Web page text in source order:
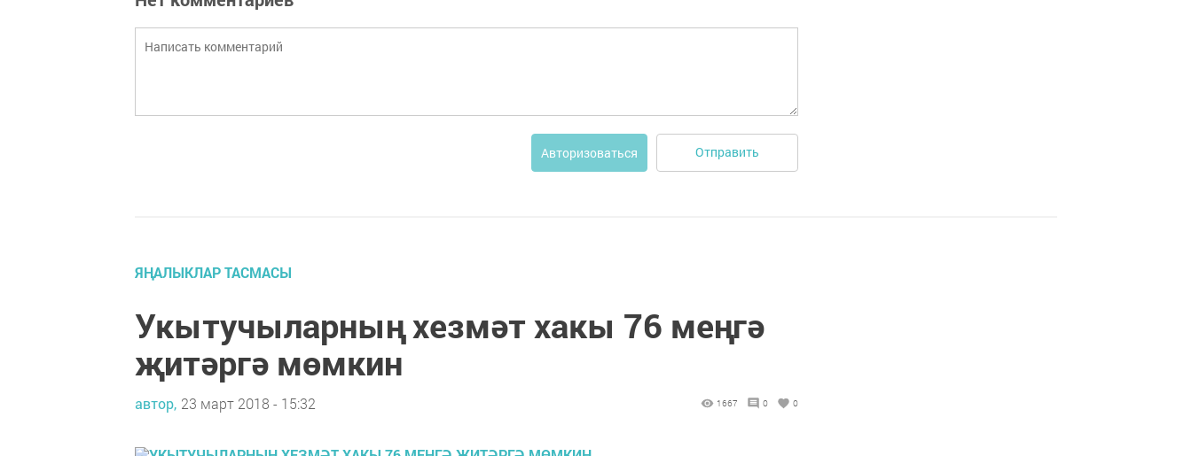
Авторизоваться Отправить
ЯҢАЛЫКЛАР ТАСМАСЫ
Укытучыларның хезмәт хакы 76 меңгә
җитәргә мөмкин
автор, 23 март 2018 - 15:32 1667 0 0